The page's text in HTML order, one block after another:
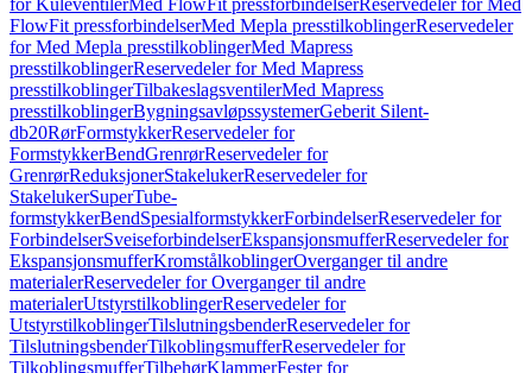
for KuleventilerMed FlowFit pressforbindelserReservedeler for Med
FlowFit pressforbindelserMed Mepla presstilkoblingerReservedeler
for Med Mepla presstilkoblingerMed Mapress
presstilkoblingerReservedeler for Med Mapress
presstilkoblingerTilbakeslagsventilerMed Mapress
presstilkoblingerBygningsavløpssystemerGeberit Silent-
db20RørFormstykkerReservedeler for
FormstykkerBendGrenrørReservedeler for
GrenrørReduksjonerStakelukerReservedeler for
StakelukerSuperTube-
formstykkerBendSpesialformstykkerForbindelserReservedeler for
ForbindelserSveiseforbindelserEkspansjonsmufferReservedeler for
EkspansjonsmufferKromstålkoblingerOverganger til andre
materialerReservedeler for Overganger til andre
materialerUtstyrstilkoblingerReservedeler for
UtstyrstilkoblingerTilslutningsbenderReservedeler for
TilslutningsbenderTilkoblingsmufferReservedeler for
TilkoblingsmufferTilbehørKlammerFester for